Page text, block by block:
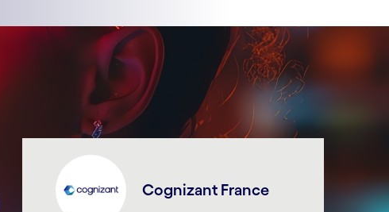
Cognizant France